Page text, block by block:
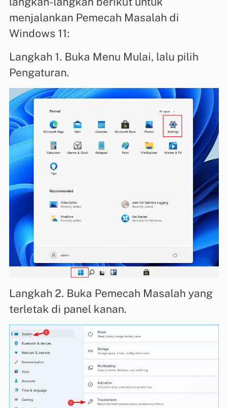
menjalankan Pemecah Masalah di
Windows 11:
Langkah 1. Buka Menu Mulai, lalu pilih
Pengaturan.
Langkah 2. Buka Pemecah Masalah yang
terletak di panel kanan.